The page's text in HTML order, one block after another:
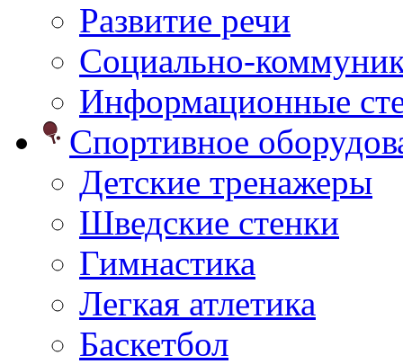
Развитие речи
Социально-
Информационные
Спортивное
Детские тренажеры
Шведские стенки
Гимнастика
Легкая атлетика
Баскетбол